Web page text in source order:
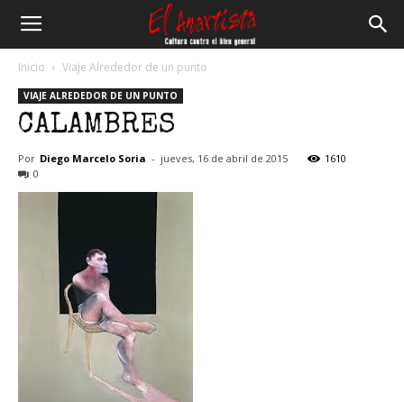
Anartista
Inicio Viaje Alrededor de un punto
VIAJE ALREDEDOR DE UN PUNTO
CALAMBRES
Por Diego Marcelo Soria - jueves, 16 de abril de 2015
1610
0